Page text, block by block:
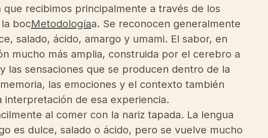
que recibimos principalmente a través de los
bocMetodologíaa. Se reconocen generalmente
salado, ácido, amargo y umami. El sabor, en
mucho más amplia, construida por el cerebro a
las sensaciones que se producen dentro de la
las emociones y el contexto también
interpretación de esa experiencia.
al comer con la nariz tapada. La lengua
es dulce, salado o ácido, pero se vuelve mucho